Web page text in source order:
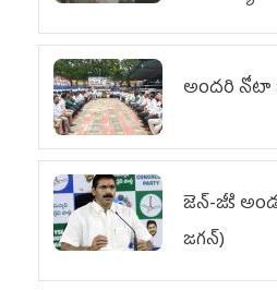
అందరి నోటా
జెన్‌-జీకి
జగన్)